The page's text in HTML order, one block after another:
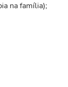
na família);